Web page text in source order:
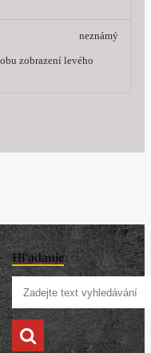
zobrazení levého
neznámý
Hľadanie